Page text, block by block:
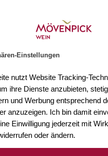
Einstellungen
nutzt Website Tracking-
ihre Dienste anzubieten,
und Werbung entsprechend
anzuzeigen. Ich bin damit
Einwilligung jederzeit mit
oder ändern.
Zum Ende der Zum